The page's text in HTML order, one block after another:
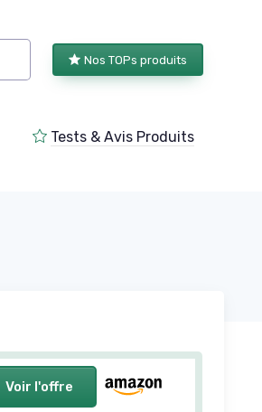
Nos TOPs produits
Tests & Avis Produits
Voir l'offre